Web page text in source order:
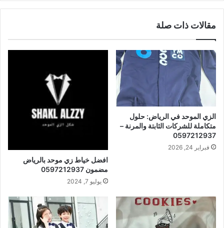
مقالات ذات صلة
الزي الموحد في الرياض: حلول
متكاملة للشركات الثابتة والمرنة –
0597212937
فبراير 24, 2026
افضل خياط زي موحد بالرياض
مضمون 0597212937
يوليو 7, 2024